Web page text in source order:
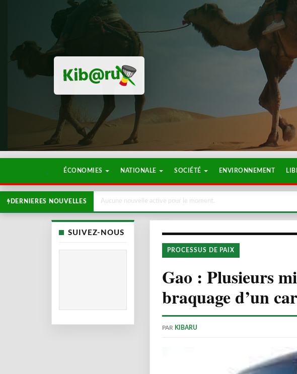
ÉCONOMIES NATIONALE SOCIÉTÉ ENVIRONNEMENT
DERNIERES NOUVELLES Aucune nouvelle active pour le moment.
SUIVEZ-NOUS
PROCESSUS DE PAIX
Gao : Plusieurs
braquage d’un
PAR KIBARU